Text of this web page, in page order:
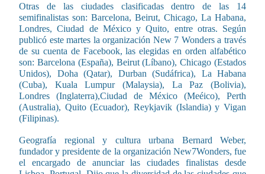
Otras de las ciudades clasificadas dentro de las 14
semifinalistas son: Barcelona, Beirut, Chicago, La Habana,
Londres, Ciudad de México y Quito, entre otras. Según
publicó este martes la organización New 7 Wonders a través
de su cuenta de Facebook, las elegidas en orden alfabético
son: Barcelona (España), Beirut (Líbano), Chicago (Estados
Unidos), Doha (Qatar), Durban (Sudáfrica), La Habana
(Cuba), Kuala Lumpur (Malaysia), La Paz (Bolivia),
Londres (Inglaterra),Ciudad de México (Meéico), Perth
(Australia), Quito (Ecuador), Reykjavik (Islandia) y Vigan
(Filipinas).
Geografía regional y cultura urbana Bernard Weber,
fundador y presidente de la organización New7Wonders, fue
el encargado de anunciar las ciudades finalistas desde